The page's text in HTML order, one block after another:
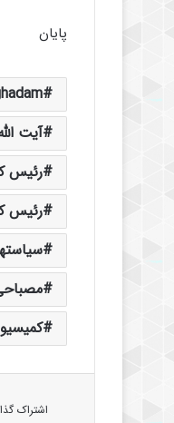
پایان
آیت
رئیس
رئیس
اشتراک